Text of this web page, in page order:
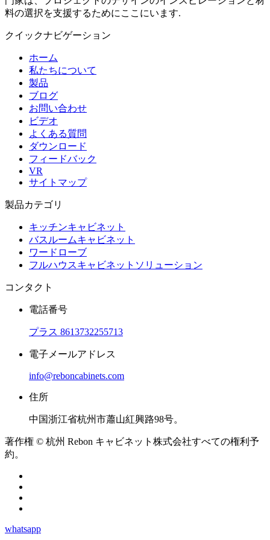
料の選択を支援するためにここにいます.
クイックナビゲーション
ホーム
私たちについて
製品
ブログ
お問い合わせ
ビデオ
よくある質問
ダウンロード
フィードバック
VR
サイトマップ
製品カテゴリ
キッチンキャビネット
バスルームキャビネット
ワードローブ
フルハウスキャビネットソリューション
コンタクト
電話番号
プラス 8613732255713
電子メールアドレス
info@reboncabinets.com
住所
中国浙江省杭州市蕭山紅興路98号。
著作権 © 杭州 Rebon キャビネット株式会社すべての権利予
約。
whatsapp